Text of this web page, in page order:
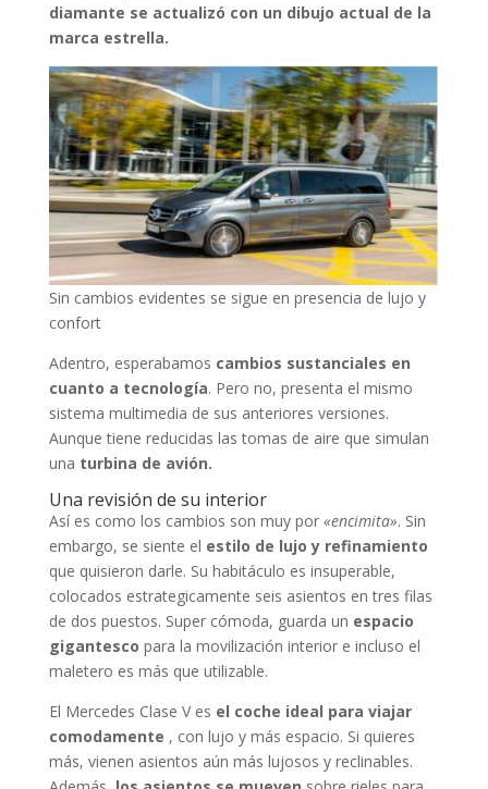
diamante se actualizó con un dibujo actual de la
marca estrella.
Sin cambios evidentes se sigue en presencia de lujo y
confort
Adentro, esperabamos cambios sustanciales en
cuanto a tecnología. Pero no, presenta el mismo
sistema multimedia de sus anteriores versiones.
Aunque tiene reducidas las tomas de aire que simulan
una turbina de avión.
Una revisión de su interior
Así es como los cambios son muy por «encimita». Sin
embargo, se siente el estilo de lujo y refinamiento
que quisieron darle. Su habitáculo es insuperable,
colocados estrategicamente seis asientos en tres filas
de dos puestos. Super cómoda, guarda un espacio
gigantesco para la movilización interior e incluso el
maletero es más que utilizable.
El Mercedes Clase V es el coche ideal para viajar
comodamente , con lujo y más espacio. Si quieres
más, vienen asientos aún más lujosos y reclinables.